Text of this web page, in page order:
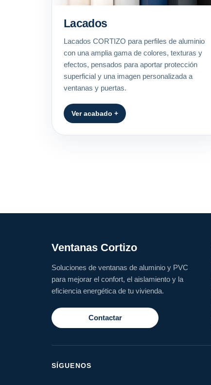
Lacados
Lacados CORTIZO para perfiles de aluminio
con una amplia gama de colores, texturas y
efectos, pensados para aportar protección
superficial y una imagen personalizada a
ventanas y puertas.
Ver acabado +
Ventanas Cortizo
Soluciones de ventanas de aluminio y PVC
para mejorar el confort, el aislamiento y la
eficiencia energética de tu vivienda.
Contactar
SÍGUENOS